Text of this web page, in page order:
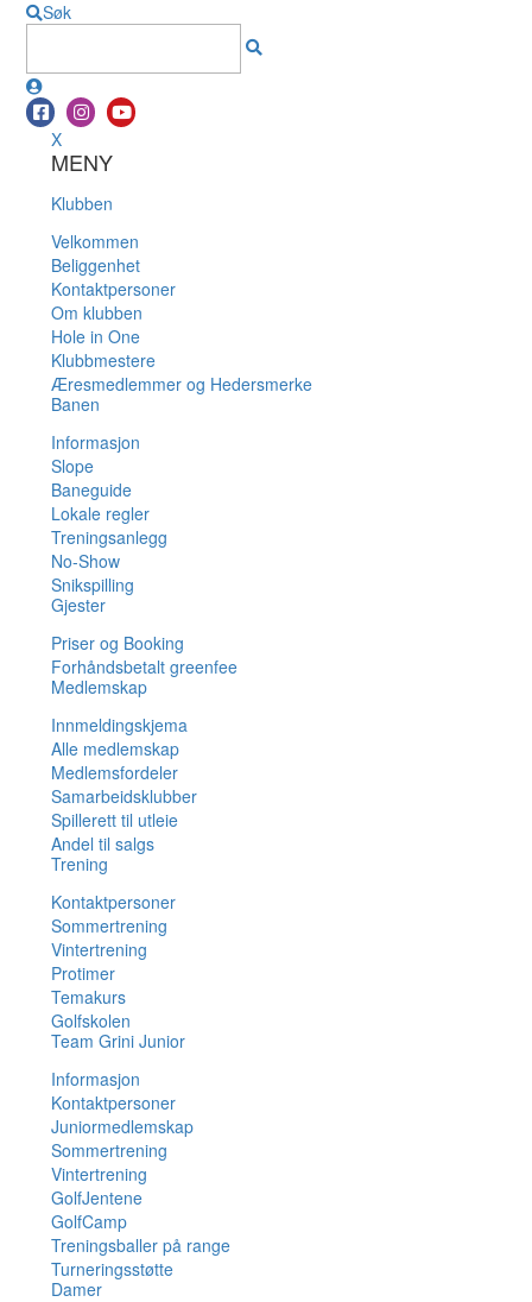
Søk
X
MENY
Klubben
Velkommen
Beliggenhet
Kontaktpersoner
Om klubben
Hole in One
Klubbmestere
Æresmedlemmer og Hedersmerke
Banen
Informasjon
Slope
Baneguide
Lokale regler
Treningsanlegg
No-Show
Snikspilling
Gjester
Priser og Booking
Forhåndsbetalt greenfee
Medlemskap
Innmeldingskjema
Alle medlemskap
Medlemsfordeler
Samarbeidsklubber
Spillerett til utleie
Andel til salgs
Trening
Kontaktpersoner
Sommertrening
Vintertrening
Protimer
Temakurs
Golfskolen
Team Grini Junior
Informasjon
Kontaktpersoner
Juniormedlemskap
Sommertrening
Vintertrening
GolfJentene
GolfCamp
Treningsballer på range
Turneringsstøtte
Damer